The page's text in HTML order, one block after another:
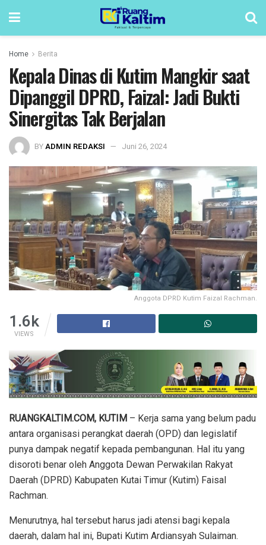
Home Berita
Kepala Dinas di Kutim Mangkir saat
Dipanggil DPRD, Faizal: Jadi Bukti
Sinergitas Tak Berjalan
BYADMIN REDAKSI Juni 26, 2024
Anggota DPRD Kutim Faizal Rachman.
1.6k
VIEWS
RUANGKALTIM.COM, KUTIM – Kerja sama yang belum padu
antara organisasi perangkat daerah (OPD) dan legislatif
punya dampak negatif kepada pembangunan. Hal itu yang
disoroti benar oleh Anggota Dewan Perwakilan Rakyat
Daerah (DPRD) Kabupaten Kutai Timur (Kutim) Faisal
Rachman.
Menurutnya, hal tersebut harus jadi atensi bagi kepala
daerah, dalam hal ini, Bupati Kutim Ardiansyah Sulaiman.